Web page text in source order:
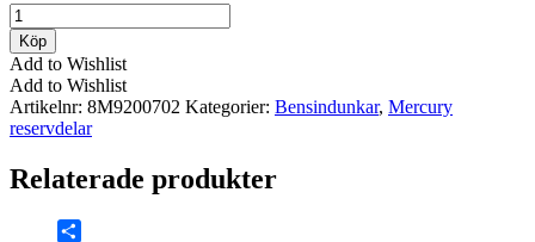
Scepter
20L
kanna
mängd
Köp
Add to Wishlist
Add to Wishlist
Artikelnr: 8M9200702 Kategorier: Bensindunkar, Mercury
reservdelar
Relaterade produkter